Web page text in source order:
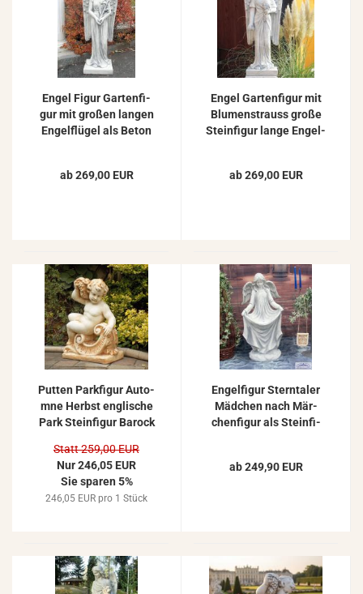
Engel Figur Gar­ten­fi­
gur mit gro­ßen lan­gen
En­gel­flü­gel als Beton
ab 269,00 EUR
Engel Gar­ten­fi­gur mit
Blu­men­strauss große
Stein­fi­gur lange En­gel­
ab 269,00 EUR
Put­ten Park­fi­gur Aut­o­
m­ne Herbst eng­li­sche
Park Stein­fi­gur Ba­rock
77cm
Statt 259,00 EUR
Nur 246,05 EUR
Sie sparen 5%
246,05 EUR pro 1 Stück
En­gel­fi­gur Stern­ta­ler
Mäd­chen nach Mär­
chen­fi­gur als Stein­fi­
ab 249,90 EUR